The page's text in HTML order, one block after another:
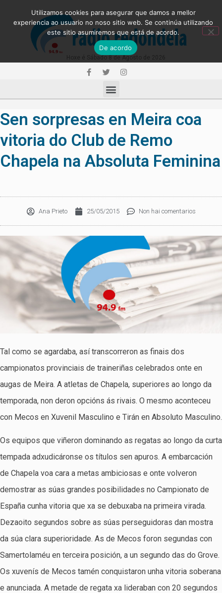
Sen sorpresas en Meira coa
vitoria do Club de Remo
Chapela na Absoluta Feminina
Ana Prieto 25/05/2015 Non hai comentarios
Tal como se agardaba, así transcorreron as finais dos
campionatos provinciais de traineriñas celebrados onte en
augas de Meira. A atletas de Chapela, superiores ao longo da
temporada, non deron opcións ás rivais. O mesmo aconteceu
con Mecos en Xuvenil Masculino e Tirán en Absoluto Masculino.
Os equipos que viñeron dominando as regatas ao longo da curta
tempada adxudicáronse os títulos sen apuros. A embarcación
de Chapela voa cara a metas ambiciosas e onte volveron
demostrar as súas grandes posibilidades no Campionato de
España cunha vitoria que xa se debuxaba na primeira virada.
Dezaoito segundos sobre as súas perseguidoras dan mostra
da súa clara superioridade. As de Mecos foron segundas con
Samertolaméu en terceira posición, a un segundo das do Grove.
Os xuvenís de Mecos tamén conquistaron unha vitoria soberana
e anunciada. A metade de regata xa lideraban con 20 segundos
Utilizamos cookies para asegurar que damos a mellor
experiencia ao usuario no noso sitio web. Se continúa utilizando
este sitio asumiremos que está de acordo.
De acordo